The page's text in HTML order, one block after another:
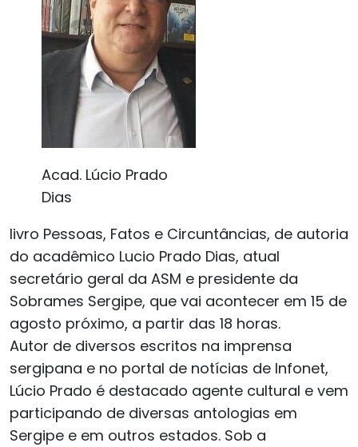
Acad. Lúcio Prado
Dias
livro Pessoas, Fatos e Circuntâncias, de autoria
do acadêmico Lucio Prado Dias, atual
secretário geral da ASM e presidente da
Sobrames Sergipe, que vai acontecer em 15 de
agosto próximo, a partir das 18 horas.
Autor de diversos escritos na imprensa
sergipana e no portal de notícias de Infonet,
Lúcio Prado é destacado agente cultural e vem
participando de diversas antologias em
Sergipe e em outros estados. Sob a